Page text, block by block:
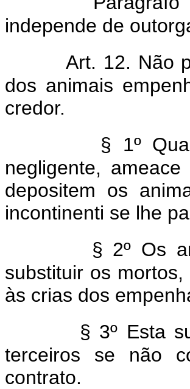
independe de
Art. 12. Não
dos animais
credor.
§ 1º
negligente,
depositem os
incontinenti se lhe
§ 2º Os
substituir os
às crias dos
§ 3º Esta
terceiros se não
contrato.